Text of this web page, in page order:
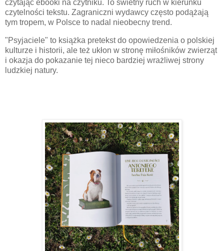
czytając ebooki na czytniku. To świetny ruch w kierunku
czytelności tekstu. Zagraniczni wydawcy często podążają
tym tropem, w Polsce to nadal nieobecny trend.
"Psyjaciele" to książka pretekst do opowiedzenia o polskiej
kulturze i historii, ale też ukłon w stronę miłośników zwierząt
i okazja do pokazanie tej nieco bardziej wrażliwej strony
ludzkiej natury.